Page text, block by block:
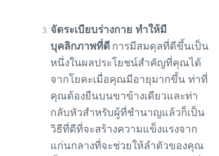
จัดระเบียบร่างกาย ทำให้มี
บุคลิกภาพที่ดี การมีสมดุลที่ดีขึ้นเป็น
หนึ่งในผลประโยชน์สำคัญที่คุณได้
จากโยคะเมื่อคุณมีอายุมากขึ้น ท่าที่
คุณต้องยืนบนขาข้างเดียวและท่า
กลับหัวสำหรับผู้ที่ชำนาญแล้วก็เป็น
วิธีที่ดีที่จะสร้างความแข็งแรงจาก
แก่นกลางที่จะช่วยให้ลำตัวของคุณ